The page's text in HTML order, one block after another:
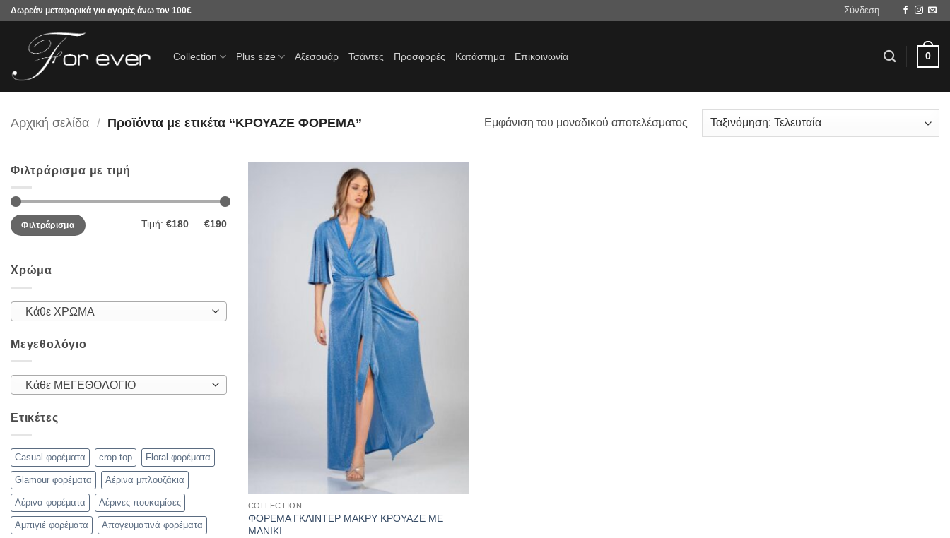
Μετάβαση
περιεχόμενο
Δωρεάν μεταφορικά για αγορές άνω τον 100€ Σύνδεση
Collection Plus size Αξεσουάρ Τσάντες Προσφορές Κατάστημα Επικοινωνία 0
Αρχική σελίδα / Προϊόντα με ετικέτα “ΚΡΟΥΑΖΕ ΦΟΡΕΜΑ” Εμφάνιση του μοναδικού αποτελέσματος
Φιλτράρισμα με τιμή
Ελάχιστη
τιμή
Μέγιστη
τιμήΦιλτράρισμα Τιμή: €180 — €190
Χρώμα
Κάθε ΧΡΩΜΑ
Μεγεθολόγιο
Κάθε ΜΕΓΕΘΟΛΟΓΙΟ
Ετικέτες
Casual φορέματα crop top Floral φορέματα
Glamour φορέματα Αέρινα μπλουζάκια
Αέρινα φορέματα Αέρινες πουκαμίσες
Αμπιγιέ φορέματα Απογευματινά φορέματα
COLLECTION
ΦΟΡΕΜΑ ΓΚΛΙΝΤΕΡ ΜΑΚΡΥ ΚΡΟΥΑΖΕ ΜΕ
ΜΑΝΙΚΙ.